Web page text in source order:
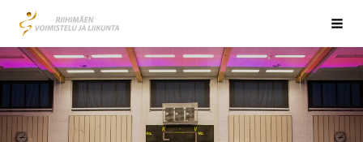
Siirry
sivun
sisältöön
Riihimäen Voimistelu ja Liikunta RiVoLi ry